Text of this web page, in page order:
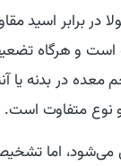
در برابر اسید
و هرگاه
معده در بدنه یا
نوع متفاوت است.
اما